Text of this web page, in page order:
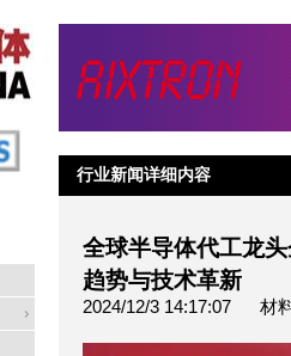
行业新闻详细内容
全球半导体代工龙
趋势与技术革新
2024/12/3 14:17:07 材